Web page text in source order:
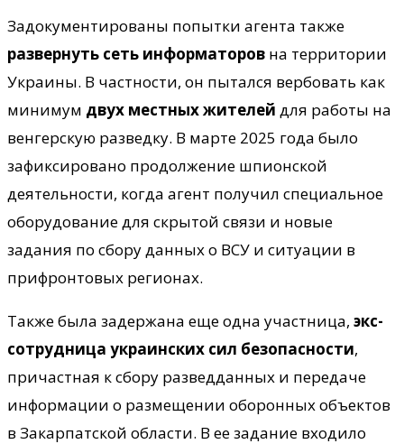
Задокументированы попытки агента также
развернуть сеть информаторов на территории
Украины. В частности, он пытался вербовать как
минимум двух местных жителей для работы на
венгерскую разведку. В марте 2025 года было
зафиксировано продолжение шпионской
деятельности, когда агент получил специальное
оборудование для скрытой связи и новые
задания по сбору данных о ВСУ и ситуации в
прифронтовых регионах.
Также была задержана еще одна участница, экс-
сотрудница украинских сил безопасности,
причастная к сбору разведданных и передаче
информации о размещении оборонных объектов
в Закарпатской области. В ее задание входило